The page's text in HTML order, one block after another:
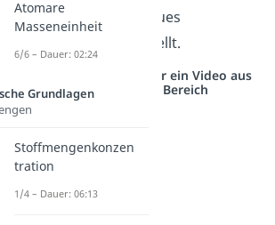
Streuversuch, ein neues
Atommodell aufgestellt.
Studyflix vernetzt: Hier ein Video aus
einem anderen Bereich
Atomare
Masseneinheit
6/6 – Dauer: 02:24
Grundlagen
Stoffmengenkonzen
tration
1/4 – Dauer: 06:13